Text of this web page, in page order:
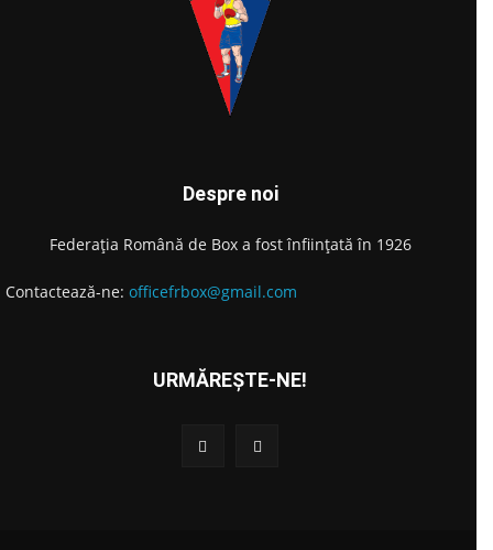
Despre noi
Federația Română de Box a fost înființată în 1926
Contactează-ne: officefrbox@gmail.com
URMĂREȘTE-NE!